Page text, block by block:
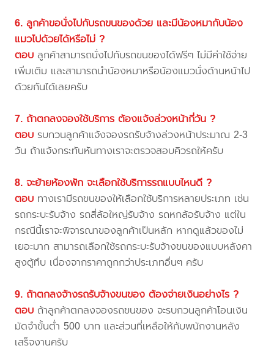
6. ลูกค้าขอนั่งไปกับรถขนของด้วย และมีน้องหมากับน้อง
แมวไปด้วยได้หรือไม่ ?
ตอบ ลูกค้าสามารถนั่งไปกับรถขนของได้ฟรีๆ ไม่มีค่าใช้จ่าย
เพิ่มเติม และสามารถนำน้องหมาหรือน้องแมวนั่งด้านหน้าไป
ด้วยกันได้เลยครับ
7. ถ้าตกลงจองใช้บริการ ต้องแจ้งล่วงหน้ากี่วัน ?
ตอบ รบกวนลูกค้าแจ้งจองรถรับจ้างล่วงหน้าประมาณ 2-3
วัน ถ้าแจ้งกระทันหันทางเราจะตรวจสอบคิวรถให้ครับ
8. จะย้ายห้องพัก จะเลือกใช้บริการรถแบบไหนดี ?
ตอบ ทางเรามีรถขนของให้เลือกใช้บริการหลายประเภท เช่น
รถกระบะรับจ้าง รถสี่ล้อใหญ่รับจ้าง รถหกล้อรับจ้าง แต่ใน
กรณีนี้เราจะพิจารณาของลูกค้าเป็นหลัก หากดูแล้วของไม่
เยอะมาก สามารถเลือกใช้รถกระบะรับจ้างขนของแบบหลังคา
สูงตู้ทึบ เนื่องจากราคาถูกกว่าประเภทอื่นๆ ครับ
9. ถ้าตกลงจ้างรถรับจ้างขนของ ต้องจ่ายเงินอย่างไร ?
ตอบ ถ้าลูกค้าตกลงจองรถขนของ จะรบกวนลูกค้าโอนเงิน
มัดจำขั้นต่ำ 500 บาท และส่วนที่เหลือให้กับพนักงานหลัง
เสร็จงานครับ